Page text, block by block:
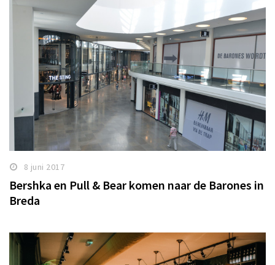
8 juni 2017
Bershka en Pull & Bear komen naar de Barones in
Breda